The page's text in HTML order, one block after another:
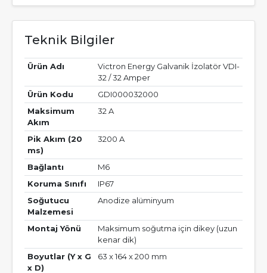
Teknik Bilgiler
Ürün Adı
Victron Energy Galvanik İzolatör VDI-
32 / 32 Amper
Ürün Kodu
GDI000032000
Maksimum
Akım
32 A
Pik Akım (20
ms)
3200 A
Bağlantı
M6
Koruma Sınıfı
IP67
Soğutucu
Malzemesi
Anodize alüminyum
Montaj Yönü
Maksimum soğutma için dikey (uzun
kenar dik)
Boyutlar (Y x G
x D)
63 x 164 x 200 mm